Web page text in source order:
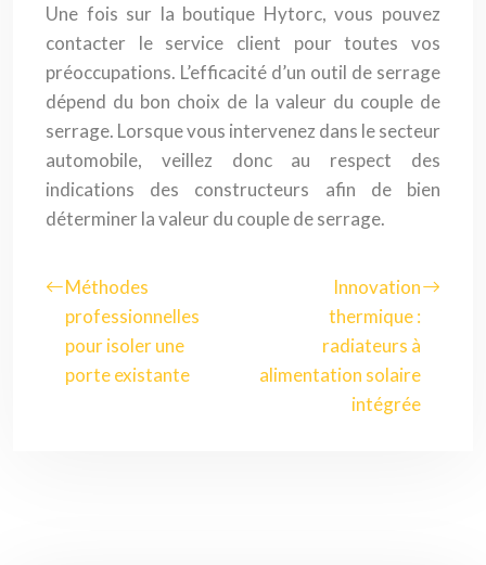
Une fois sur la boutique Hytorc, vous pouvez
contacter le service client pour toutes vos
préoccupations. L’efficacité d’un outil de serrage
dépend du bon choix de la valeur du couple de
serrage. Lorsque vous intervenez dans le secteur
automobile, veillez donc au respect des
indications des constructeurs afin de bien
déterminer la valeur du couple de serrage.
Méthodes
professionnelles
pour isoler une
porte existante
Innovation
thermique :
radiateurs à
alimentation solaire
intégrée